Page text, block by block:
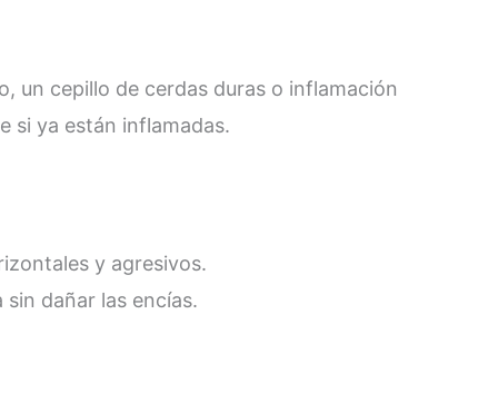
un cepillo de cerdas duras o inflamación
si ya están inflamadas.
y agresivos.
dañar las encías.